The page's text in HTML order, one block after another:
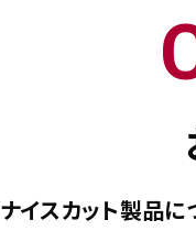
ナイスカット製品に